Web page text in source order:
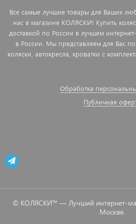
Все самые лучшие товары для Ваших
нас в магазине КОЛЯСКИ! Купить
доставкой по России в лучшем
в России. Мы представляем для Вас
коляски, автокресла, кроватки с
Обработка
Публичная
© КОЛЯСКИ™ — Лучший интернет-
Москве.